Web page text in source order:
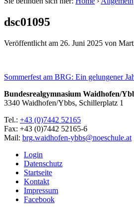
dsc01095
Veröffentlicht am 26. Juni 2025 von
Sommerfest am BRG: Ein gelungener
Bundesrealgymnasium Waidhofen/
3340 Waidhofen/Ybbs, Schillerplatz 1
Tel.: +43 (0)7442 52165
Fax: +43 (0)7442 52165-6
Mail: brg.waidhofen-ybbs@noeschule.at
Login
Datenschutz
Startseite
Kontakt
Impressum
Facebook